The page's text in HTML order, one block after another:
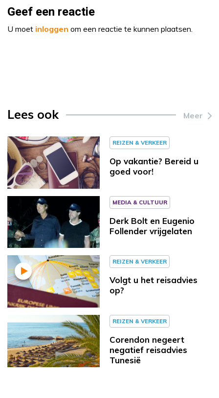
Geef een reactie
U moet inloggen om een reactie te kunnen plaatsen.
Lees ook Meer
REIZEN & VERKEER
Op vakantie? Bereid u
goed voor!
MEDIA & CULTUUR
Derk Bolt en Eugenio
Follender vrijgelaten
REIZEN & VERKEER
Volgt u het reisadvies
op?
REIZEN & VERKEER
Corendon negeert
negatief reisadvies
Tunesië